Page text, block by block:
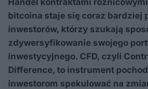
Handel kontraktami różnicowymi
bitcoina staje się coraz bardziej
inwestorów, którzy szukają
zdywersyfikowanie swojego
inwestycyjnego. CFD, czyli
Difference, to instrument
inwestorom spekulować na